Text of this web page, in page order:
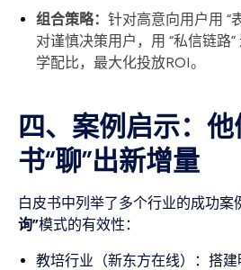
组合策略： 针对高意向用户用 “
对谨慎决策用户，用 “私信链路
学配比，最大化投放ROI。
四、案例启示：
书“聊”出新增量
白皮书中列举了多个行业的成功案
询”模式的有效性：
教培行业（新东方在线）：搭